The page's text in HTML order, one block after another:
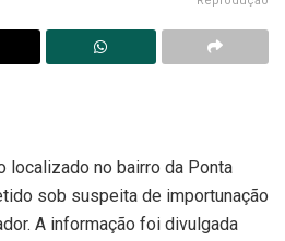
localizado no bairro da Ponta
sob suspeita de importunação
A informação foi divulgada